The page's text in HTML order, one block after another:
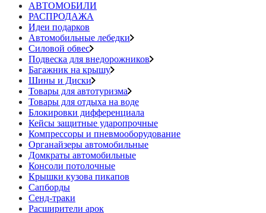
АВТОМОБИЛИ
РАСПРОДАЖА
Идеи подарков
Автомобильные лебедки
Силовой обвес
Подвеска для внедорожников
Багажник на крышу
Шины и Диски
Товары для автотуризма
Товары для отдыха на воде
Блокировки дифференциала
Кейсы защитные ударопрочные
Компрессоры и пневмооборудование
Органайзеры автомобильные
Домкраты автомобильные
Консоли потолочные
Крышки кузова пикапов
Сапборды
Сенд-траки
Расширители арок